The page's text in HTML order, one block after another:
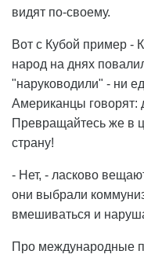
видят по-своему.
Вот с Кубой пример -
народ на днях
"наруководили" - ни
Американцы говорят:
Превращайтесь же в
страну!
- Нет, - ласково
они выбрали
вмешиваться и
Про международные